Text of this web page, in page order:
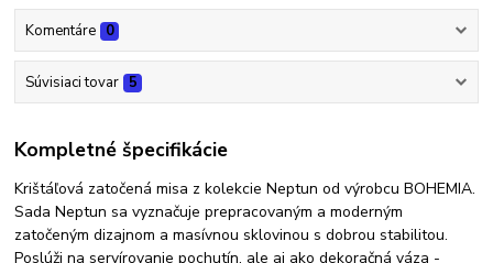
Komentáre 0
Súvisiaci tovar 5
Kompletné špecifikácie
Krištáľová zatočená misa z kolekcie Neptun od výrobcu BOHEMIA.
Sada Neptun sa vyznačuje prepracovaným a moderným
zatočeným dizajnom a masívnou sklovinou s dobrou stabilitou.
Poslúži na servírovanie pochutín, ale aj ako dekoračná váza -